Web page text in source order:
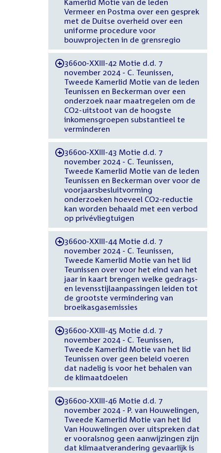
Kamerlid Motie van de leden
Vermeer en Postma over een gesprek
met de Duitse overheid over een
uniforme procedure voor
bouwprojecten in de grensregio
-36600-XXIII-42 Motie d.d. 7
november 2024 - C. Teunissen,
Tweede Kamerlid Motie van de leden
Teunissen en Beckerman over een
onderzoek naar maatregelen om de
CO2-uitstoot van de hoogste
inkomensgroepen substantieel te
verminderen
-36600-XXIII-43 Motie d.d. 7
november 2024 - C. Teunissen,
Tweede Kamerlid Motie van de leden
Teunissen en Beckerman over voor de
voorjaarsbesluitvorming
onderzoeken hoeveel CO2-reductie
kan worden behaald met een verbod
op privévliegtuigen
-36600-XXIII-44 Motie d.d. 7
november 2024 - C. Teunissen,
Tweede Kamerlid Motie van het lid
Teunissen over voor het eind van het
jaar in kaart brengen welke gedrags-
en levensstijlaanpassingen leiden tot
de grootste vermindering van
broeikasgasemissies
-36600-XXIII-45 Motie d.d. 7
november 2024 - C. Teunissen,
Tweede Kamerlid Motie van het lid
Teunissen over geen beleid voeren
dat nadelig is voor het behalen van
de klimaatdoelen
-36600-XXIII-46 Motie d.d. 7
november 2024 - P. van Houwelingen,
Tweede Kamerlid Motie van het lid
Van Houwelingen over uitspreken dat
er vooralsnog geen aanwijzingen zijn
dat klimaatverandering gevaarlijk is